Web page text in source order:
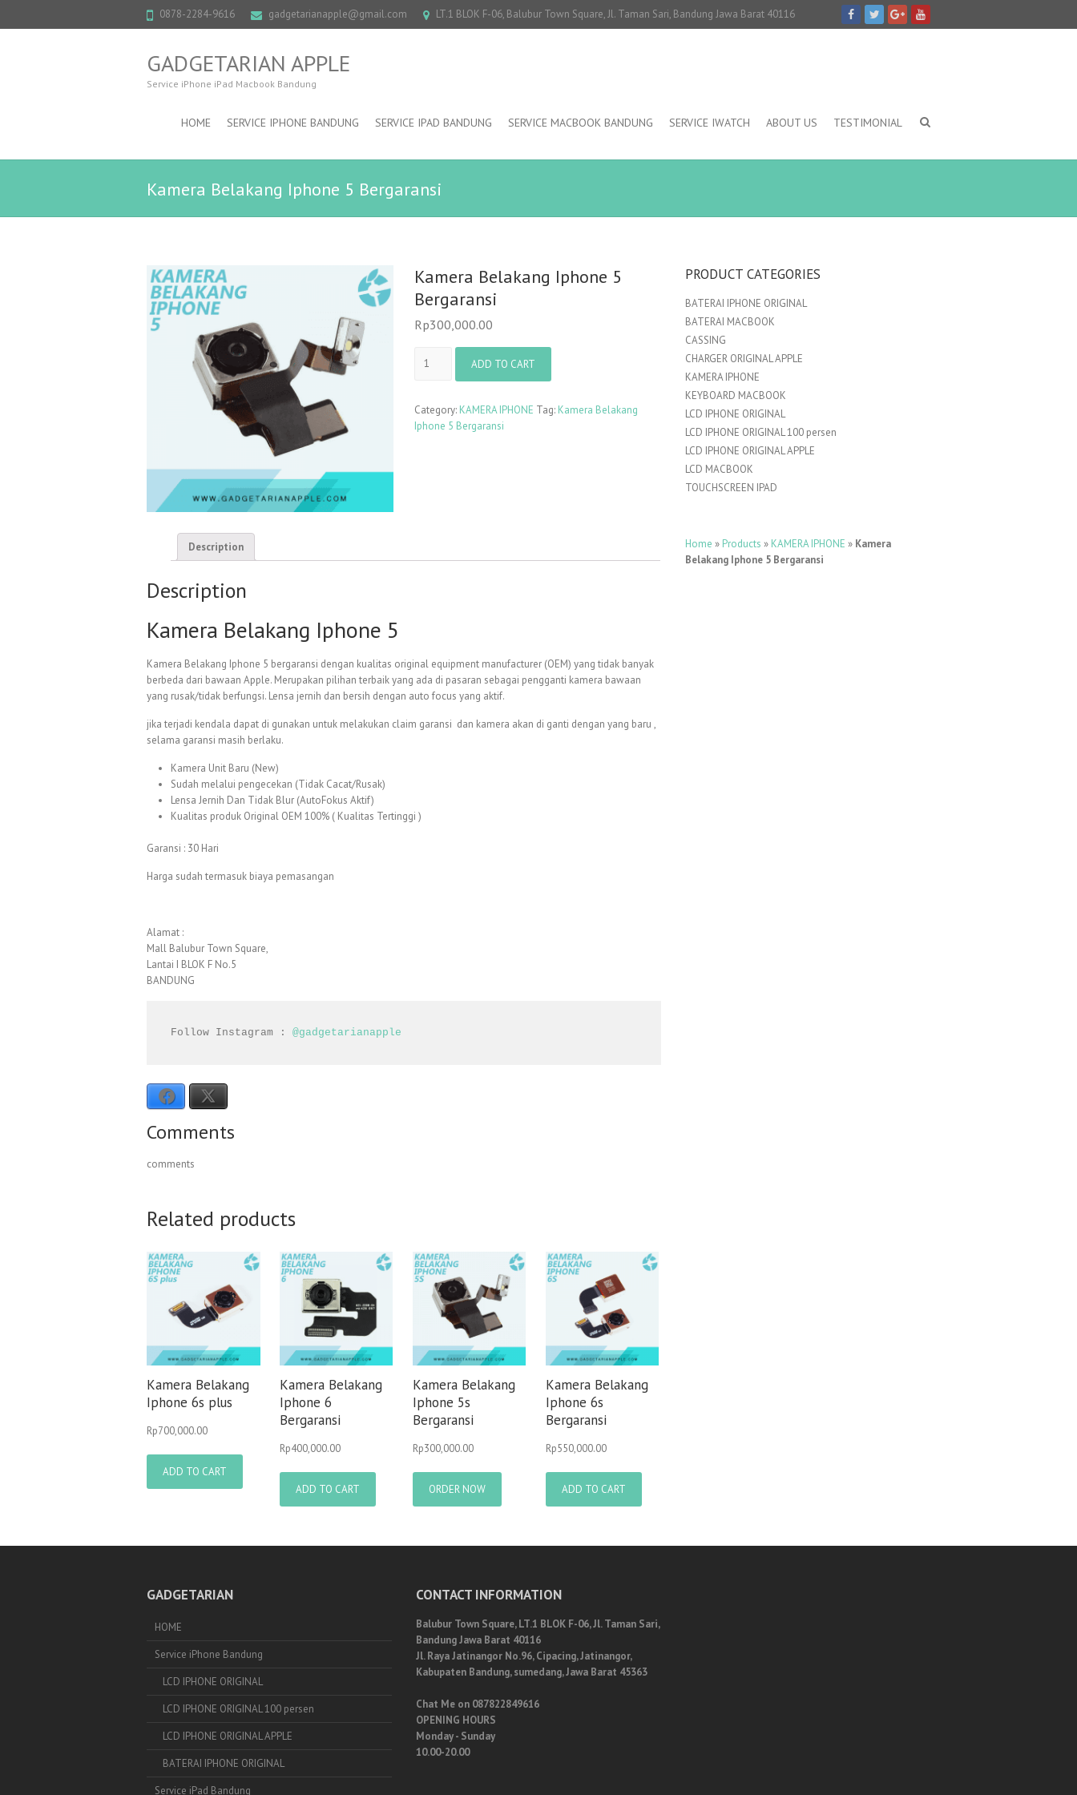
0878-2284-9616 gadgetarianapple@gmail.com LT.1 BLOK F-06, Balubur Town Square, Jl. Taman Sari, Bandung Jawa Barat 40116
GADGETARIAN APPLE
Service iPhone iPad Macbook Bandung
HOME SERVICE IPHONE BANDUNG SERVICE IPAD BANDUNG SERVICE MACBOOK BANDUNG SERVICE IWATCH ABOUT US TESTIMONIAL
Kamera Belakang Iphone 5 Bergaransi
Kamera Belakang Iphone 5
Bergaransi
Rp300,000.00
Belakang
Bergaransi
quantity
ADD TO CART
Category: KAMERA IPHONE Tag: Kamera Belakang
Iphone 5 Bergaransi
Description
Description
Kamera Belakang Iphone 5
Kamera Belakang Iphone 5 bergaransi dengan kualitas original equipment manufacturer (OEM) yang tidak banyak
berbeda dari bawaan Apple. Merupakan pilihan terbaik yang ada di pasaran sebagai pengganti kamera bawaan
yang rusak/tidak berfungsi. Lensa jernih dan bersih dengan auto focus yang aktif.
jika terjadi kendala dapat di gunakan untuk melakukan claim garansi dan kamera akan di ganti dengan yang baru ,
selama garansi masih berlaku.
Kamera Unit Baru (New)
Sudah melalui pengecekan (Tidak Cacat/Rusak)
Lensa Jernih Dan Tidak Blur (AutoFokus Aktif)
Kualitas produk Original OEM 100% ( Kualitas Tertinggi )
Garansi : 30 Hari
Harga sudah termasuk biaya pemasangan
Alamat :
Mall Balubur Town Square,
Lantai I BLOK F No.5
BANDUNG
Follow Instagram : @gadgetarianapple
Facebook
Comments
comments
Related products
Kamera Belakang
Iphone 6s plus
Rp700,000.00
ADD TO CART
Kamera Belakang
Iphone 6
Bergaransi
Rp400,000.00
ADD TO CART
Kamera Belakang
Iphone 5s
Bergaransi
Rp300,000.00
ORDER NOW
Kamera Belakang
Iphone 6s
Bergaransi
Rp550,000.00
ADD TO CART
PRODUCT CATEGORIES
BATERAI IPHONE ORIGINAL
BATERAI MACBOOK
CASSING
CHARGER ORIGINAL APPLE
KAMERA IPHONE
KEYBOARD MACBOOK
LCD IPHONE ORIGINAL
LCD IPHONE ORIGINAL 100 persen
LCD IPHONE ORIGINAL APPLE
LCD MACBOOK
TOUCHSCREEN IPAD
Home » Products » KAMERA IPHONE » Kamera
Belakang Iphone 5 Bergaransi
GADGETARIAN
HOME
Service iPhone Bandung
LCD IPHONE ORIGINAL
LCD IPHONE ORIGINAL 100 persen
LCD IPHONE ORIGINAL APPLE
BATERAI IPHONE ORIGINAL
Service iPad Bandung
CONTACT INFORMATION
Balubur Town Square, LT.1 BLOK F-06, Jl. Taman Sari,
Bandung Jawa Barat 40116
Jl. Raya Jatinangor No.96, Cipacing, Jatinangor,
Kabupaten Bandung, sumedang, Jawa Barat 45363
Chat Me on 087822849616
OPENING HOURS
Monday - Sunday
10.00-20.00